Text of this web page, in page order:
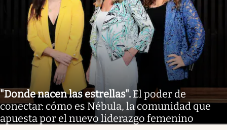
"Donde nacen las estrellas". El poder de
conectar: cómo es Nébula, la comunidad que
apuesta por el nuevo liderazgo femenino